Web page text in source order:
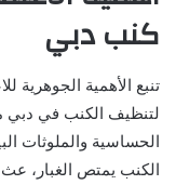
كنب دبي
تنبع الأهمية
لتنظيف الكنب في دبي
الحساسية والملوثات
الكنب يمتص الغبار، عث